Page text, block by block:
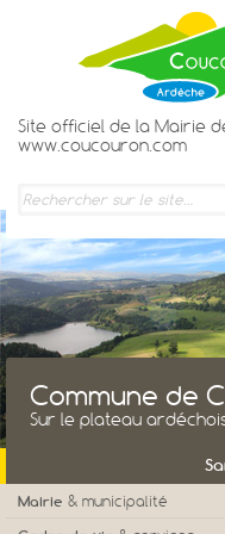
Commune de
Sur le plateau
Mairie & municipalité
Site officiel de la Mairie
www.coucouron.com